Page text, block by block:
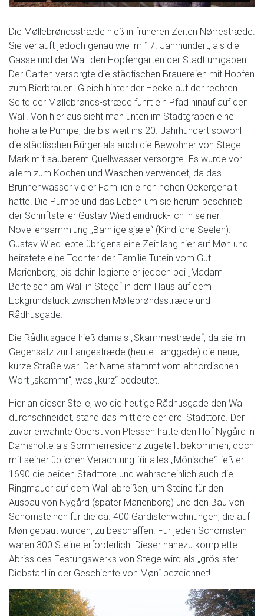
Die Møllebrøndsstræde hieß in früheren Zeiten Nørrestræde.
Sie verläuft jedoch genau wie im 17. Jahrhundert, als die
Gasse und der Wall den Hopfengarten der Stadt umgaben.
Der Garten versorgte die städtischen Brauereien mit Hopfen
zum Bierbrauen. Gleich hinter der Hecke auf der rechten
Seite der Møllebrønds-stræde führt ein Pfad hinauf auf den
Wall. Von hier aus sieht man unten im Stadtgraben eine
hohe alte Pumpe, die bis weit ins 20. Jahrhundert sowohl
die städtischen Bürger als auch die Bewohner von Stege
Mark mit sauberem Quellwasser versorgte. Es wurde vor
allem zum Kochen und Waschen verwendet, da das
Brunnenwasser vieler Familien einen hohen Ockergehalt
hatte. Die Pumpe und das Leben um sie herum beschrieb
der Schriftsteller Gustav Wied eindrück-lich in seiner
Novellensammlung „Barnlige sjæle“ (Kindliche Seelen).
Gustav Wied lebte übrigens eine Zeit lang hier auf Møn und
heiratete eine Tochter der Familie Tutein vom Gut
Marienborg; bis dahin logierte er jedoch bei „Madam
Bertelsen am Wall in Stege“ in dem Haus auf dem
Eckgrundstück zwischen Møllebrøndsstræde und
Rådhusgade.
Die Rådhusgade hieß damals „Skammestræde“, da sie im
Gegensatz zur Langestræde (heute Langgade) die neue,
kurze Straße war. Der Name stammt vom altnordischen
Wort „skammr“, was „kurz“ bedeutet.
Hier an dieser Stelle, wo die heutige Rådhusgade den Wall
durchschneidet, stand das mittlere der drei Stadttore. Der
zuvor erwähnte Oberst von Plessen hatte den Hof Nygård in
Damsholte als Sommerresidenz zugeteilt bekommen, doch
mit seiner üblichen Verachtung für alles „Mönische“ ließ er
1690 die beiden Stadttore und wahrscheinlich auch die
Ringmauer auf dem Wall abreißen, um Steine für den
Ausbau von Nygård (später Marienborg) und den Bau von
Schornsteinen für die ca. 400 Gardistenwohnungen, die auf
Møn gebaut wurden, zu beschaffen. Für jeden Schornstein
waren 300 Steine erforderlich. Dieser nahezu komplette
Abriss des Festungswerks von Stege wird als „grös-ster
Diebstahl in der Geschichte von Møn“ bezeichnet!